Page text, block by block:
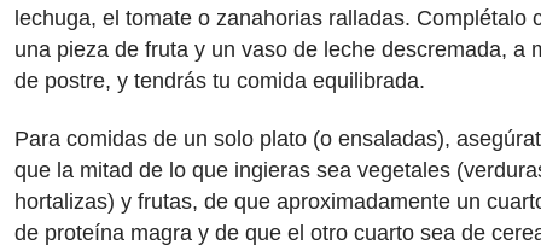
lechuga, el tomate o zanahorias ralladas. Complétalo
una pieza de fruta y un vaso de leche descremada, a
de postre, y tendrás tu comida equilibrada.
Para comidas de un solo plato (o ensaladas),
que la mitad de lo que ingieras sea vegetales
hortalizas) y frutas, de que aproximadamente un
de proteína magra y de que el otro cuarto sea de